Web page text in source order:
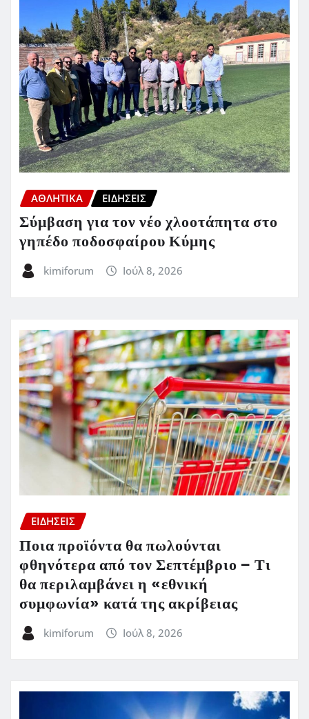
ΑΘΛΗΤΙΚΑ ΕΙΔΗΣΕΙΣ
Σύμβαση για τον νέο χλοοτάπητα στο
γηπέδο ποδοσφαίρου Κύμης
kimiforum Ιούλ 8, 2026
ΕΙΔΗΣΕΙΣ
Ποια προϊόντα θα πωλούνται
φθηνότερα από τον Σεπτέμβριο – Τι
θα περιλαμβάνει η «εθνική
συμφωνία» κατά της ακρίβειας
kimiforum Ιούλ 8, 2026